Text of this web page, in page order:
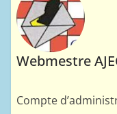
Webmestre
Compte